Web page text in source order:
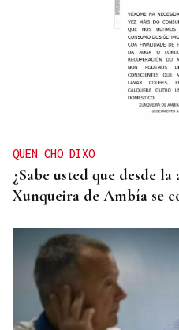
QUEN CHO DIXO
¿Sabe usted que desde
Xunqueira de Ambía se